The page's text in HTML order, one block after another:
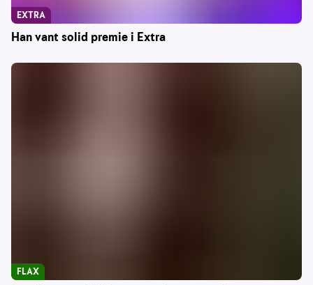
Han vant solid premie i Extra
EXTRA
FLAX